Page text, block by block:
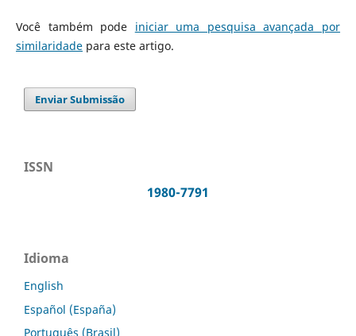
Você também pode iniciar uma pesquisa avançada por
similaridadepara este artigo.
Enviar Submissão
ISSN
1980-7791
Idioma
English
Español (España)
Português (Brasil)